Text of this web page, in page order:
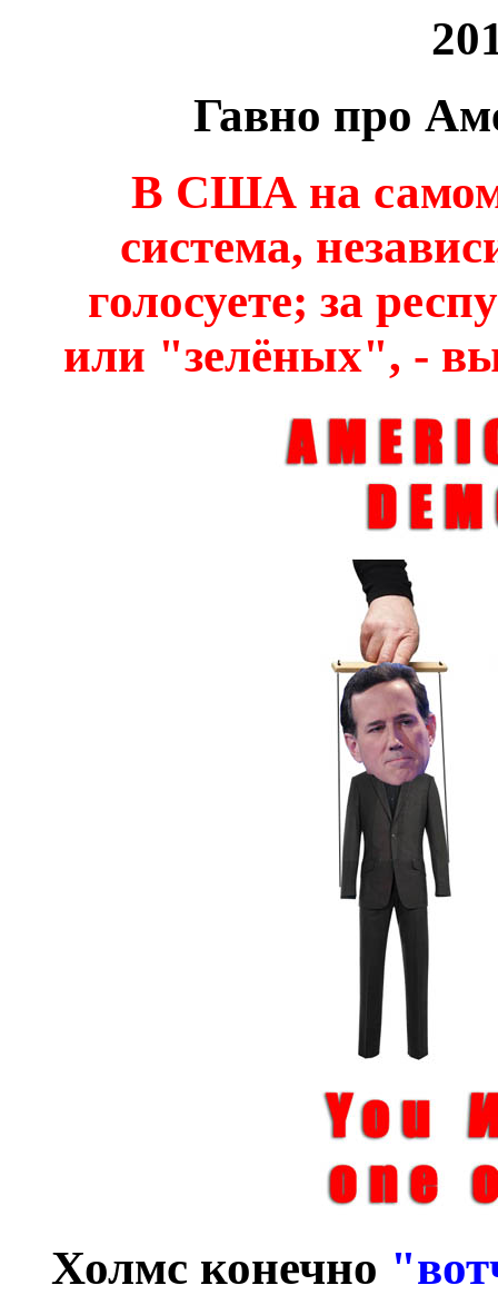
Гавно про
В США на самом
система,
голосуете; за
или "зелёных", - вы
Холмс конечно